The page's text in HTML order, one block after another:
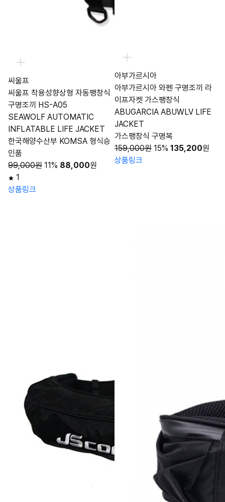
씨울프
씨울프 착용성향상형 자동팽창식
구명조끼 HS-A05
SEAWOLF AUTOMATIC
INFLATABLE LIFE JACKET
한국해양수산부 KOMSA 형식승
인품
99,000원 11% 88,000원
1
상품링크
아부가르시아
아부가르시아 와펜 구명조끼 라
이프자켓 가스팽창식
ABUGARCIA ABUWLV LIFE
JACKET
가스팽창식 구명복
159,000원 15% 135,200원
상품링크